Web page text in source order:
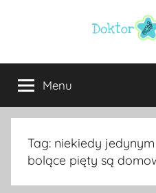
Doktor
ortopeda
Warszawa
usg
Warszawa,
ginekolog,
urolog,
dietetyk
Menu
Tag: niekiedy
bolące pięty są